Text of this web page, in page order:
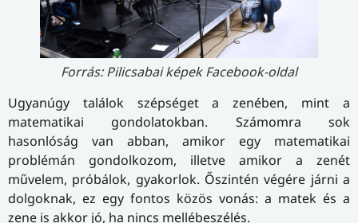
Forrás: Pilicsabai képek Facebook-oldal
Ugyanúgy találok szépséget a zenében, mint a
matematikai gondolatokban. Számomra sok
hasonlóság van abban, amikor egy matematikai
problémán gondolkozom, illetve amikor a zenét
művelem, próbálok, gyakorlok. Őszintén végére járni a
dolgoknak, ez egy fontos közös vonás: a matek és a
zene is akkor jó, ha nincs mellébeszélés.